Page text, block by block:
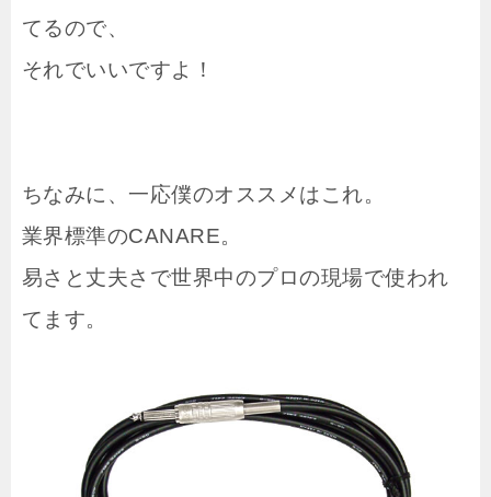
てるので、
それでいいですよ！
ちなみに、一応僕のオススメはこれ。
業界標準のCANARE。
易さと丈夫さで世界中のプロの現場で使われ
てます。